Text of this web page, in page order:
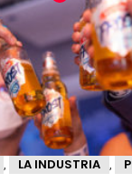
LA INDUSTRIA